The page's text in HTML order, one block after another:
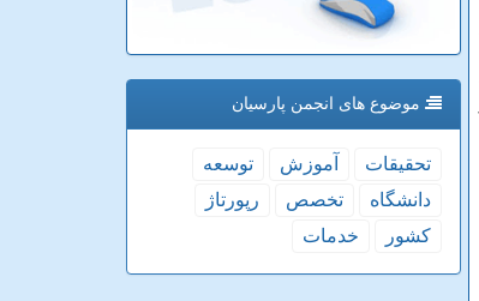
موضوع های انجمن پارسیان
تحقیقات آموزش
توسعه
دانشگاه
تخصص
رپورتاژ
كشور
خدمات